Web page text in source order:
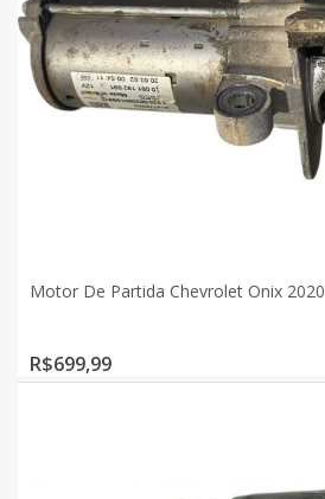
Motor De Partida Chevrolet Onix 2020
R$699,99